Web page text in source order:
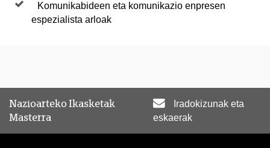
Komunikabideen eta komunikazio enpresen
espezialista arloak
Nazioarteko Ikasketak
Masterra
Iradokizunak eta
eskaerak